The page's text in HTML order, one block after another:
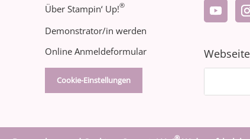
Über Stampin‘ Up!®
Demonstrator/in werden
Online Anmeldeformular
Cookie-Einstellungen